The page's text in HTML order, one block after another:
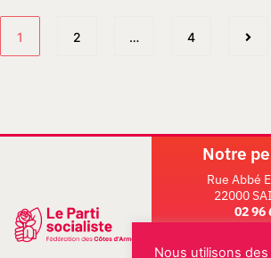
1 2 … 4
Notre
Rue Abbé
22000
02 96
Nous utilisons